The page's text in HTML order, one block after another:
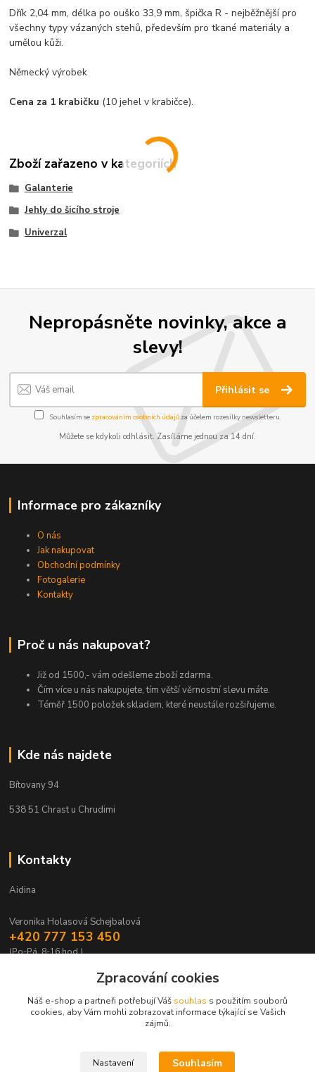
Dřík 2,04 mm, délka po ouško 33,9 mm, špička R - nejběžnější pro
všechny typy vázaných stehů, především pro tkané materiály a
umělou kůži.
Německý výrobek
Cena za 1 krabičku (10 jehel v krabičce).
Zboží zařazeno v kategoriích
Galanterie
Jehly do šicího stroje
Univerzal
Nepropásněte novinky, akce a
slevy!
Přihlásit se
Souhlasím se zpracováním osobních údajůza účelem rozesílky newsletteru.
Můžete se kdykoli odhlásit. Zasíláme jednou za 14 dní.
Informace pro zákazníky
O nás
Jak nakupovat
Obchodní podmínky
Fotogalerie
Kontakty
Proč u nás nakupovat?
Již od 1500,- vám odešleme zboží zdarma.
Čím více u nás nakupujete, tím větší věrnostní slevu máte.
Téměř 1500 položek skladem, které neustále rozšiřujeme.
Kde nás najdete
Bítovany 94
538 51 Chrast u Chrudimi
Kontakty
Aidina
Veronika Holasová Schejbalová
+420 777 153 450
(Po-Pá, 8-16 hod.)
eshop@aidina.czZpracování cookies
Náš e-shop a partneři potřebují Váš souhlas s použitím souborů
cookies, aby Vám mohli zobrazovat informace týkající se Vašich
zájmů.
Nastavení Souhlasím